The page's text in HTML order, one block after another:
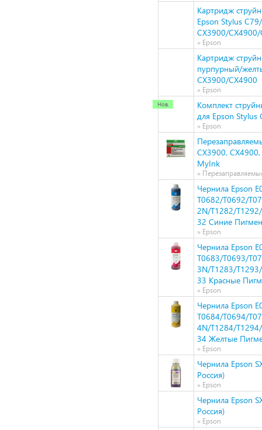
Картридж
Epson Stylus
СХ3900/CX4900/
» Epson
Картридж
пурпурный/
СХ3900/CX4900
» Epson
Комплект
для Epson Stylus
» Epson
CX3900,
MyInk
»
Чернила Epson
T0682/T0692/
2N/T1282/
32 Синие
» Epson
Чернила Epson
T0683/T0693/
3N/T1283/
33 Красные
» Epson
Чернила Epson
T0684/T0694/
4N/T1284/
34 Желтые
» Epson
Чернила Epson
Россия)
» Epson
Чернила Epson
Россия)
» Epson